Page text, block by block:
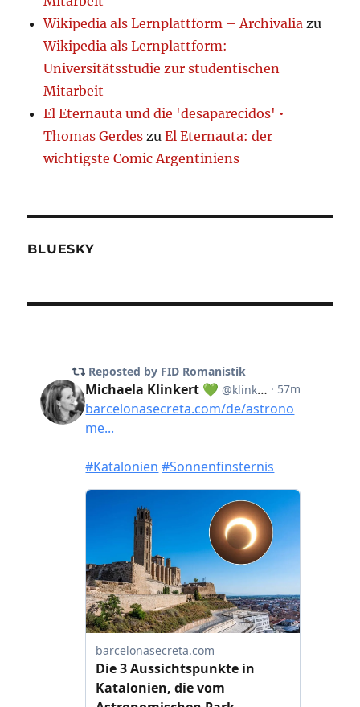
Wikipedia als Lernplattform – Archivalia zu
Wikipedia als Lernplattform:
Universitätsstudie zur studentischen
Mitarbeit
El Eternauta und die 'desaparecidos' •
Thomas Gerdes zuEl Eternauta: der
wichtigste Comic Argentiniens
BLUESKY